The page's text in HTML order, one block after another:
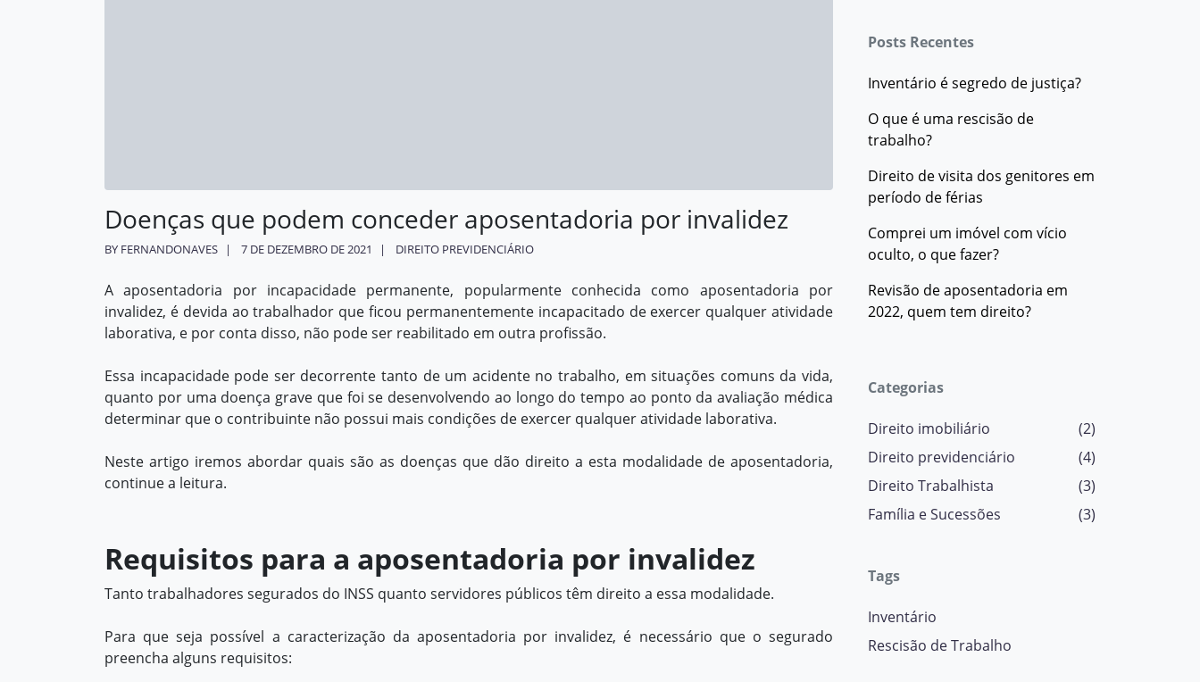
Doenças que podem conceder aposentadoria por invalidez
BY FERNANDONAVES 7 DE DEZEMBRO DE 2021 DIREITO PREVIDENCIÁRIO
A aposentadoria por incapacidade permanente, popularmente conhecida como aposentadoria por
invalidez, é devida ao trabalhador que ficou permanentemente incapacitado de exercer qualquer atividade
laborativa, e por conta disso, não pode ser reabilitado em outra profissão.
Essa incapacidade pode ser decorrente tanto de um acidente no trabalho, em situações comuns da vida,
quanto por uma doença grave que foi se desenvolvendo ao longo do tempo ao ponto da avaliação médica
determinar que o contribuinte não possui mais condições de exercer qualquer atividade laborativa.
Neste artigo iremos abordar quais são as doenças que dão direito a esta modalidade de aposentadoria,
continue a leitura.
Requisitos para a aposentadoria por invalidez
Tanto trabalhadores segurados do INSS quanto servidores públicos têm direito a essa modalidade.
Para que seja possível a caracterização da aposentadoria por invalidez, é necessário que o segurado
preencha alguns requisitos:
Posts Recentes
Inventário é segredo de justiça?
O que é uma rescisão de
trabalho?
Direito de visita dos genitores em
período de férias
Comprei um imóvel com vício
oculto, o que fazer?
Revisão de aposentadoria em
2022, quem tem direito?
Categorias
Direito imobiliário
(2)
Direito previdenciário
(4)
Direito Trabalhista
(3)
Família e Sucessões
(3)
Tags
Inventário
Rescisão de Trabalho